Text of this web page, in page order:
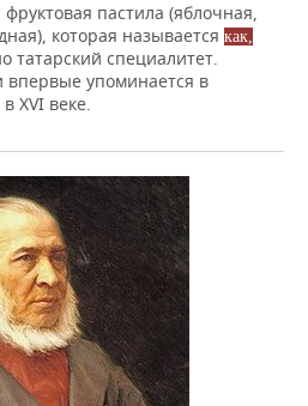
пастила (яблочная,
которая называется как,
татарский специалитет.
впервые упоминается в
XVI веке.